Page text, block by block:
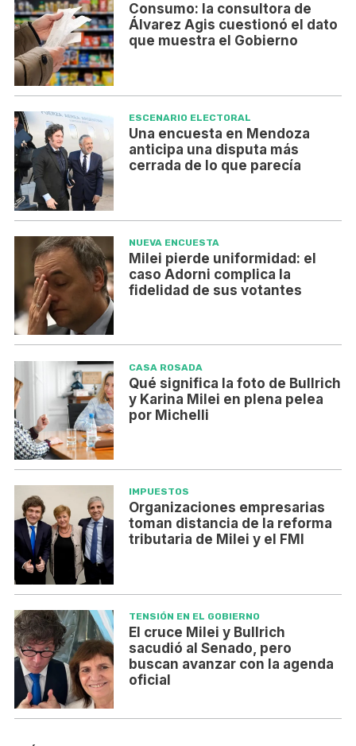
Consumo: la consultora de
Álvarez Agis cuestionó el dato
que muestra el Gobierno
ESCENARIO ELECTORAL
Una encuesta en Mendoza
anticipa una disputa más
cerrada de lo que parecía
NUEVA ENCUESTA
Milei pierde uniformidad: el
caso Adorni complica la
fidelidad de sus votantes
CASA ROSADA
Qué significa la foto de Bullrich
y Karina Milei en plena pelea
por Michelli
IMPUESTOS
Organizaciones empresarias
toman distancia de la reforma
tributaria de Milei y el FMI
TENSIÓN EN EL GOBIERNO
El cruce Milei y Bullrich
sacudió al Senado, pero
buscan avanzar con la agenda
oficial